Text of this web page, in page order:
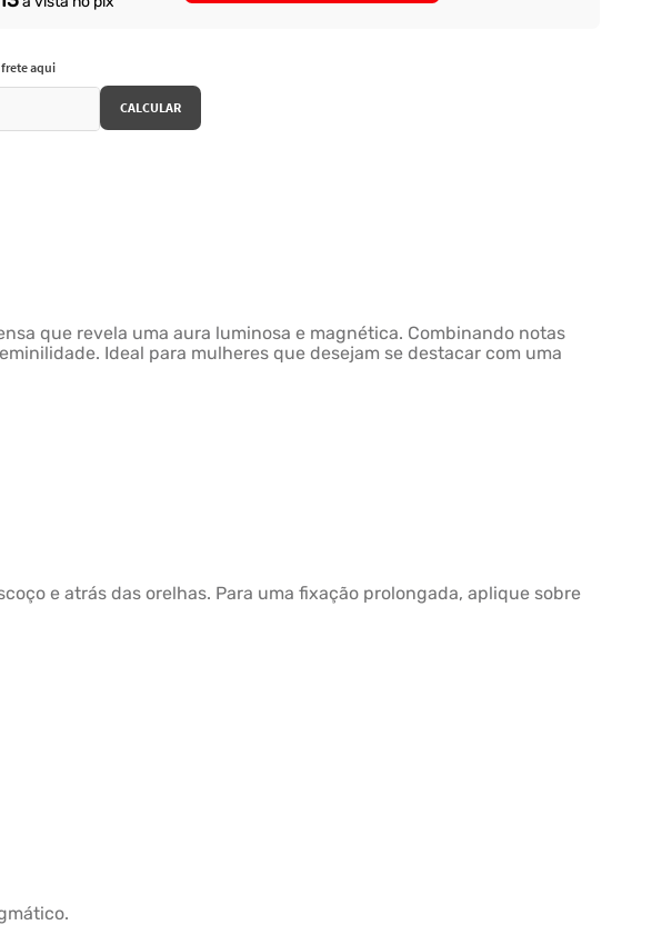
que revela uma aura luminosa e magnética. Combinando notas
Ideal para mulheres que desejam se destacar com uma
e atrás das orelhas. Para uma fixação prolongada, aplique sobre